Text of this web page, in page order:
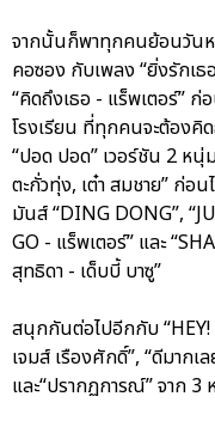
จากนั้นก็พาทุกคนย้อนวันห
คอซอง กับเพลง “ยิ่งรักเธ
“คิดถึงเธอ - แร็พเตอร์” ก่
โรงเรียน ที่ทุกคนจะต้องคิ
“ปอด ปอด” เวอร์ชัน 2 ห
ตะกั่วทุ่ง, เต๋า สมชาย” ก่อ
มันส์ “DING DONG”,
GO - แร็พเตอร์” และ
สุทธิดา - เด็บบี้ บาซู”
สนุกกันต่อไปอีกกับ
เจมส์ เรืองศักดิ์”, “ดีมาก
และ“ปรากฏการณ์” จาก 3